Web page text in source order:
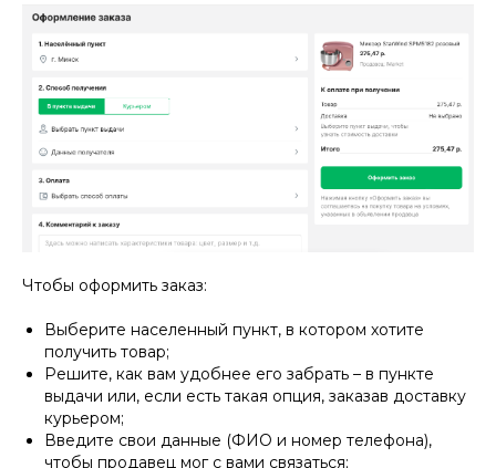
Чтобы оформить заказ:
Выберите населенный пункт, в котором хотите
получить товар;
Решите, как вам удобнее его забрать – в пункте
выдачи или, если есть такая опция, заказав доставку
курьером;
Введите свои данные (ФИО и номер телефона),
чтобы продавец мог с вами связаться;